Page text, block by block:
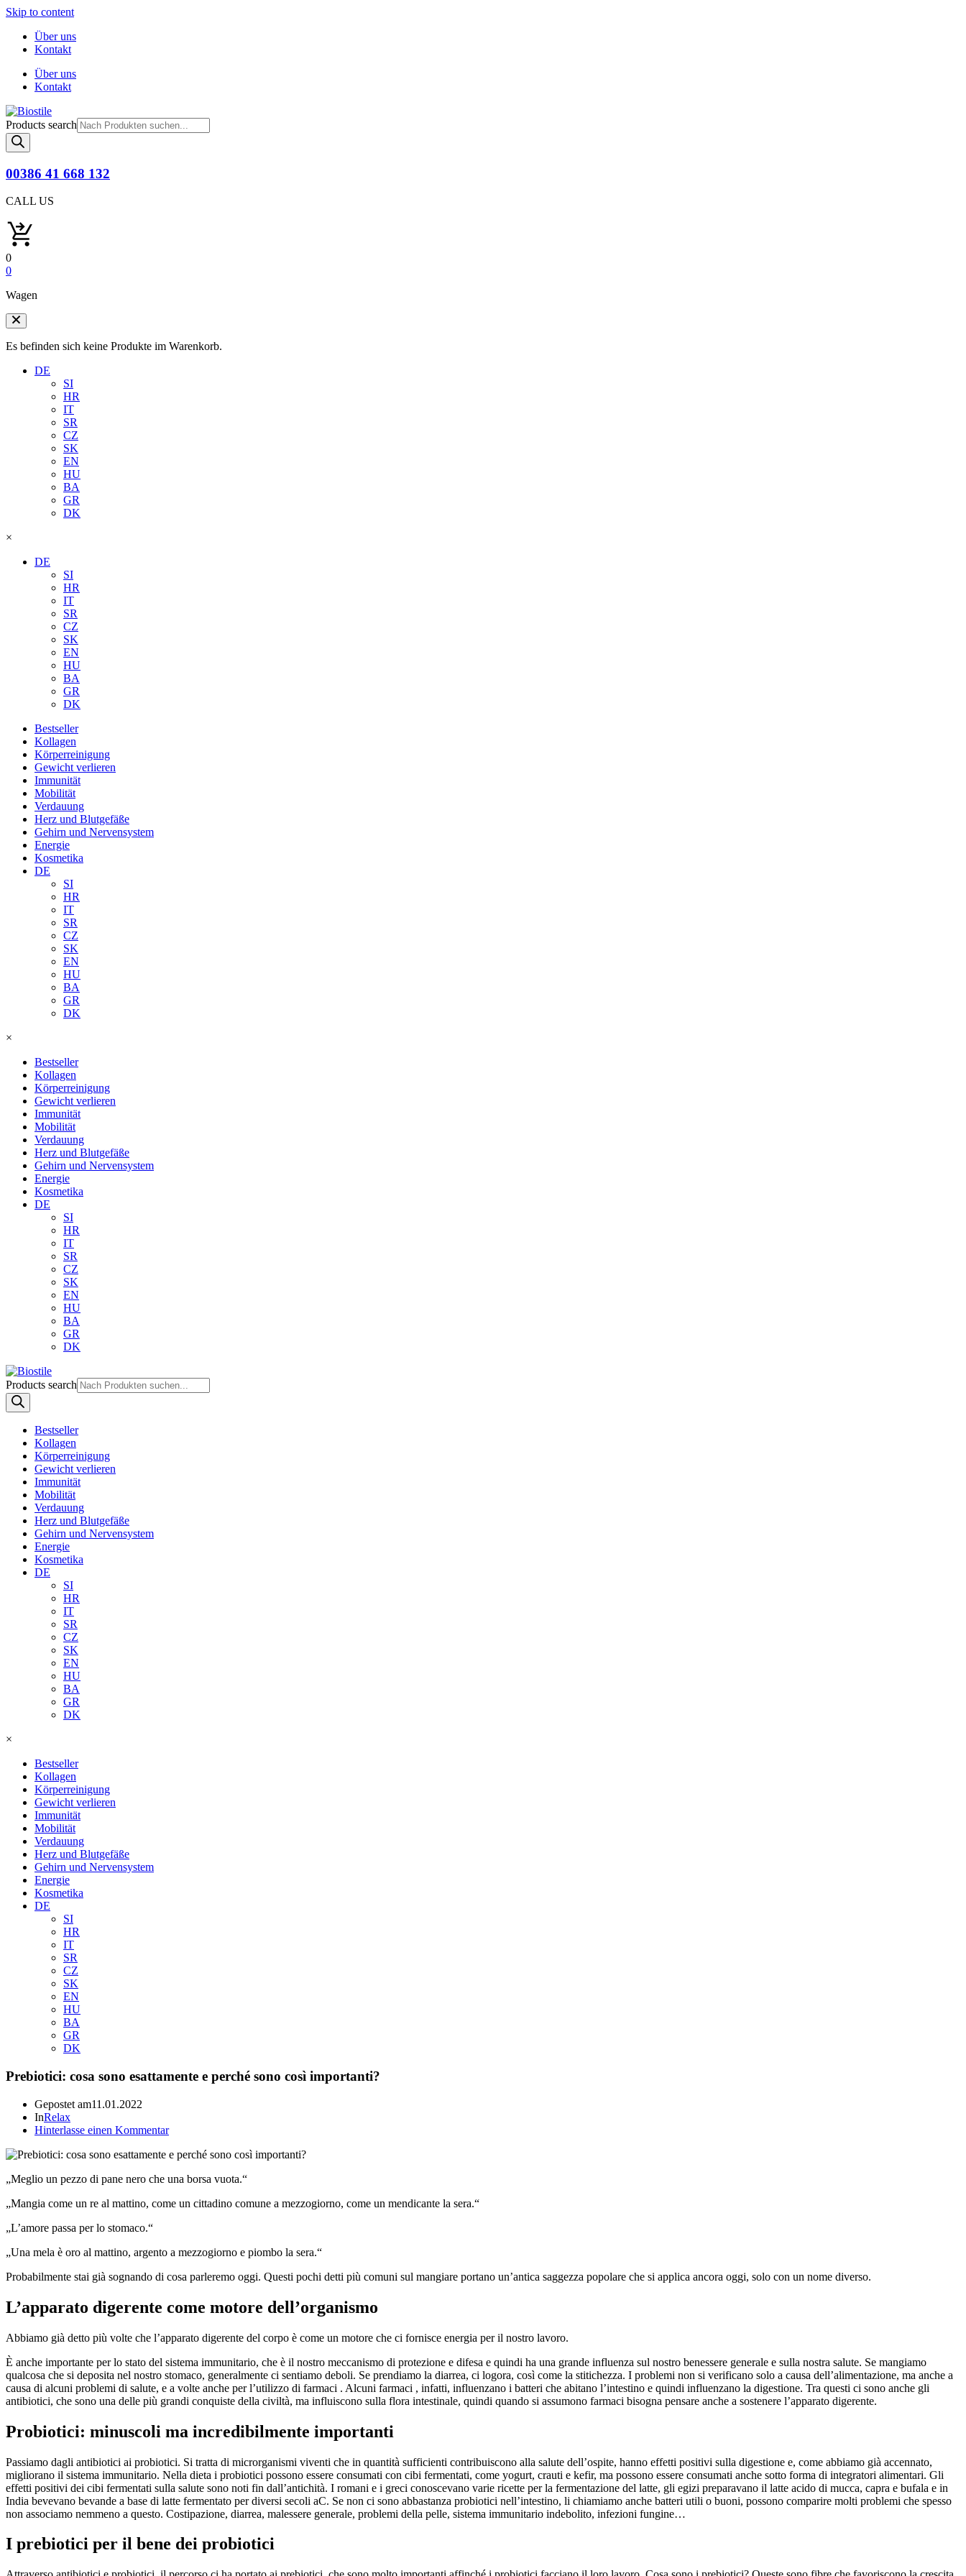
Skip to content
Über uns
Kontakt
Über uns
Kontakt
Products search
00386 41 668 132
CALL US
0
0
Wagen
Es befinden sich keine Produkte im Warenkorb.
DE
SI
HR
IT
SR
CZ
SK
EN
HU
BA
GR
DK
×
DE
SI
HR
IT
SR
CZ
SK
EN
HU
BA
GR
DK
Bestseller
Kollagen
Körperreinigung
Gewicht verlieren
Immunität
Mobilität
Verdauung
Herz und Blutgefäße
Gehirn und Nervensystem
Energie
Kosmetika
DE
SI
HR
IT
SR
CZ
SK
EN
HU
BA
GR
DK
×
Bestseller
Kollagen
Körperreinigung
Gewicht verlieren
Immunität
Mobilität
Verdauung
Herz und Blutgefäße
Gehirn und Nervensystem
Energie
Kosmetika
DE
SI
HR
IT
SR
CZ
SK
EN
HU
BA
GR
DK
Products search
Bestseller
Kollagen
Körperreinigung
Gewicht verlieren
Immunität
Mobilität
Verdauung
Herz und Blutgefäße
Gehirn und Nervensystem
Energie
Kosmetika
DE
SI
HR
IT
SR
CZ
SK
EN
HU
BA
GR
DK
×
Bestseller
Kollagen
Körperreinigung
Gewicht verlieren
Immunität
Mobilität
Verdauung
Herz und Blutgefäße
Gehirn und Nervensystem
Energie
Kosmetika
DE
SI
HR
IT
SR
CZ
SK
EN
HU
BA
GR
DK
Prebiotici: cosa sono esattamente e perché sono così importanti?
Gepostet am11.01.2022
InRelax
Hinterlasse einen Kommentar
„Meglio un pezzo di pane nero che una borsa vuota.“
„Mangia come un re al mattino, come un cittadino comune a mezzogiorno, come un mendicante la sera.“
„L’amore passa per lo stomaco.“
„Una mela è oro al mattino, argento a mezzogiorno e piombo la sera.“
Probabilmente stai già sognando di cosa parleremo oggi. Questi pochi detti più comuni sul mangiare portano un’antica saggezza popolare che si applica ancora oggi, solo con un nome diverso.
L’apparato digerente come motore dell’organismo
Abbiamo già detto più volte che l’apparato digerente del corpo è come un motore che ci fornisce energia per il nostro lavoro.
È anche importante per lo stato del sistema immunitario, che è il nostro meccanismo di protezione e difesa e quindi ha una grande influenza sul nostro benessere generale e sulla nostra salute. Se mangiamo
qualcosa che si deposita nel nostro stomaco, generalmente ci sentiamo deboli. Se prendiamo la diarrea, ci logora, così come la stitichezza. I problemi non si verificano solo a causa dell’alimentazione, ma anche a
causa di alcuni problemi di salute, e a volte anche per l’utilizzo di farmaci . Alcuni farmaci , infatti, influenzano i batteri che abitano l’intestino e quindi influenzano la digestione. Tra questi ci sono anche gli
antibiotici, che sono una delle più grandi conquiste della civiltà, ma influiscono sulla flora intestinale, quindi quando si assumono farmaci bisogna pensare anche a sostenere l’apparato digerente.
Probiotici: minuscoli ma incredibilmente importanti
Passiamo dagli antibiotici ai probiotici. Si tratta di microrganismi viventi che in quantità sufficienti contribuiscono alla salute dell’ospite, hanno effetti positivi sulla digestione e, come abbiamo già accennato,
migliorano il sistema immunitario. Nella dieta i probiotici possono essere consumati con cibi fermentati, come yogurt, crauti e kefir, ma possono essere consumati anche sotto forma di integratori alimentari. Gli
effetti positivi dei cibi fermentati sulla salute sono noti fin dall’antichità. I romani e i greci conoscevano varie ricette per la fermentazione del latte, gli egizi preparavano il latte acido di mucca, capra e bufala e in
India bevevano bevande a base di latte fermentato per diversi secoli aC. Se non ci sono abbastanza probiotici nell’intestino, li chiamiamo anche batteri utili o buoni, possono comparire molti problemi che spesso
non associamo nemmeno a questo. Costipazione, diarrea, malessere generale, problemi della pelle, sistema immunitario indebolito, infezioni fungine…
I prebiotici per il bene dei probiotici